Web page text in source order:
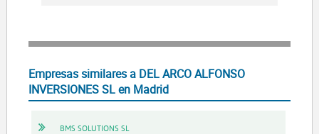
Empresas similares a DEL ARCO ALFONSO
INVERSIONES SL en Madrid
BMS SOLUTIONS SL